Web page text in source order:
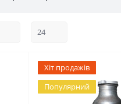
Хіт продажів
Популярний